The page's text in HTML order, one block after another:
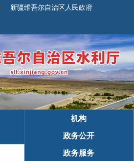
新疆维吾尔自治区人民政府
机构
政务公开
政务服务